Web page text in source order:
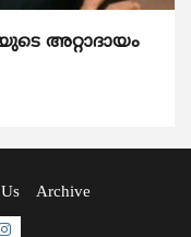
അറ്റാദായം
Archive